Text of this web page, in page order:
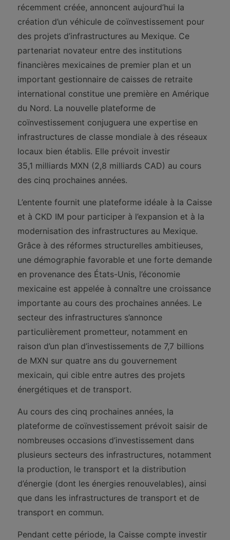
récemment créée, annoncent aujourd’hui la
création d’un véhicule de coïnvestissement pour
des projets d’infrastructures au Mexique. Ce
partenariat novateur entre des institutions
financières mexicaines de premier plan et un
important gestionnaire de caisses de retraite
international constitue une première en Amérique
du Nord. La nouvelle plateforme de
coïnvestissement conjuguera une expertise en
infrastructures de classe mondiale à des réseaux
locaux bien établis. Elle prévoit investir
35,1 milliards MXN (2,8 milliards CAD) au cours
des cinq prochaines années.
L’entente fournit une plateforme idéale à la Caisse
et à CKD IM pour participer à l’expansion et à la
modernisation des infrastructures au Mexique.
Grâce à des réformes structurelles ambitieuses,
une démographie favorable et une forte demande
en provenance des États-Unis, l’économie
mexicaine est appelée à connaître une croissance
importante au cours des prochaines années. Le
secteur des infrastructures s’annonce
particulièrement prometteur, notamment en
raison d’un plan d’investissements de 7,7 billions
de MXN sur quatre ans du gouvernement
mexicain, qui cible entre autres des projets
énergétiques et de transport.
Au cours des cinq prochaines années, la
plateforme de coïnvestissement prévoit saisir de
nombreuses occasions d’investissement dans
plusieurs secteurs des infrastructures, notamment
la production, le transport et la distribution
d’énergie (dont les énergies renouvelables), ainsi
que dans les infrastructures de transport et de
transport en commun.
Pendant cette période, la Caisse compte investir